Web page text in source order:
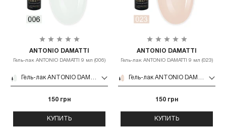
ANTONIO DAMATTI
Гель-лак ANTONIO DAMATTI 9 мл (006)
Гель-лак ANTONIO DAMATTI 9 мл (006)
150 грн
КУПИТЬ
ANTONIO DAMATTI
Гель-лак ANTONIO DAMATTI 9 мл (023)
Гель-лак ANTONIO DAMATTI 9 мл (023)
150 грн
КУПИТЬ